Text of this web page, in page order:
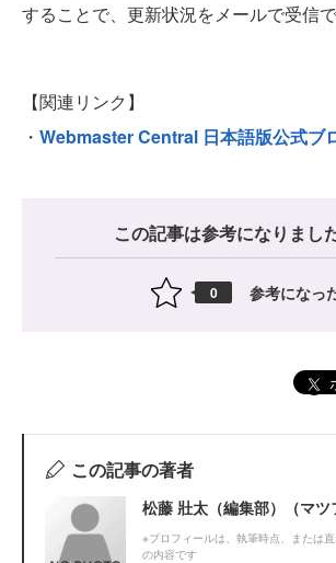
することで、更新状況をメールで受信で
【関連リンク】
・ Webmaster Central 日本語版公式ブ
この記事は参考になりまし
0 参考になっ
この記事の著者
松藤 壯太（編集部）（マツ
※プロフィールは、執筆時点、または
の内容です